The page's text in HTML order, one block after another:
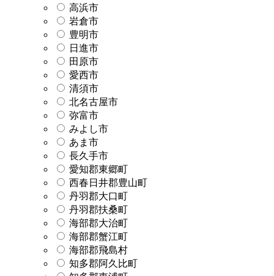
高浜市
岩倉市
豊明市
日進市
田原市
愛西市
清須市
北名古屋市
弥富市
みよし市
あま市
長久手市
愛知郡東郷町
西春日井郡豊山町
丹羽郡大口町
丹羽郡扶桑町
海部郡大治町
海部郡蟹江町
海部郡飛島村
知多郡阿久比町